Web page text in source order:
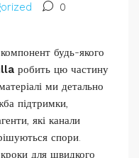
0
будь-якого
робить цю частину
ми детально
підтримки,
які канали
спори.
для швидкого